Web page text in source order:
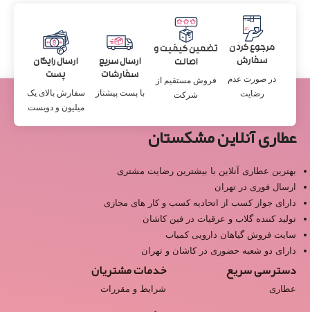
مرجوع کردن
سفارش
در صورت عدم
رضایت
تضمین کیفیت و
اصالت
فروش مستقیم از
شرکت
ارسال سریع
سفارشات
با پست پیشتاز
ارسال رایگان
پست
سفارش بالای یک
میلیون و دویست
عطاری آنلاین مشکستان
بهترین عطاری آنلاین با بیشترین رضایت مشتری
ارسال فوری در تهران
دارای جواز کسب از اتحادیه کسب و کار های مجازی
تولید کننده گلاب و عرقیات در فین کاشان
سایت فروش گیاهان دارویی کمیاب
دارای دو شعبه حضوری در کاشان و تهران
دسترسی سریع
عطاری
خدمات مشتریان
شرایط و مقررات